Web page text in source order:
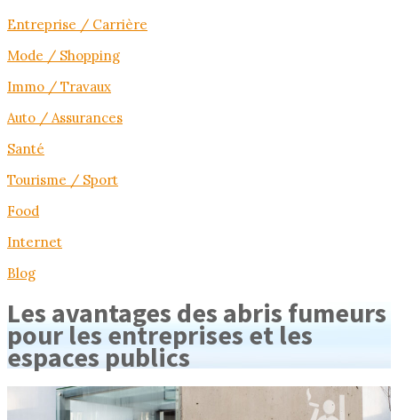
Entreprise / Carrière
Mode / Shopping
Immo / Travaux
Auto / Assurances
Santé
Tourisme / Sport
Food
Internet
Blog
Les avantages des abris fumeurs
pour les entreprises et les
espaces publics